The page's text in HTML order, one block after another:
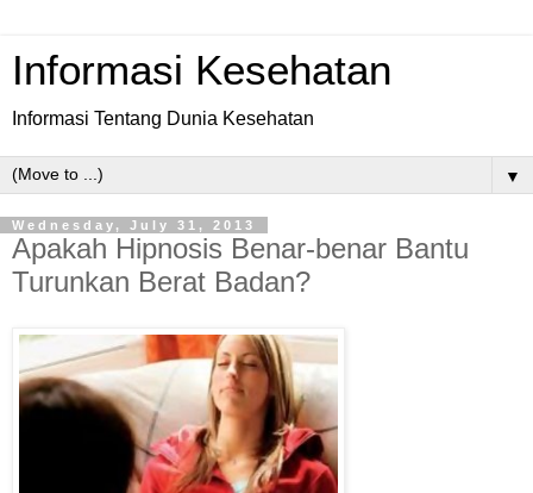
Informasi Kesehatan
Informasi Tentang Dunia Kesehatan
▼
Wednesday, July 31, 2013
Apakah Hipnosis Benar-benar Bantu
Turunkan Berat Badan?